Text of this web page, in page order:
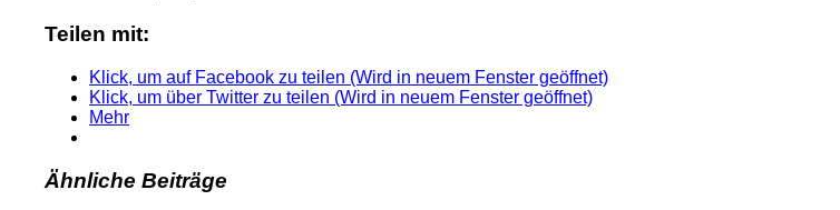
Teilen mit:
Klick, um auf Facebook zu teilen (Wird in neuem Fenster geöffnet)
Klick, um über Twitter zu teilen (Wird in neuem Fenster geöffnet)
Mehr
Ähnliche Beiträge